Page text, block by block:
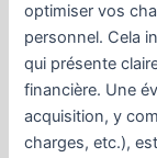
optimiser vos
personnel. Cela
qui présente
financière. Une
acquisition, y
charges, etc.),